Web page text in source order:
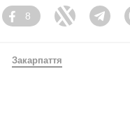
Facebook
8
Twitter
Закарпаття